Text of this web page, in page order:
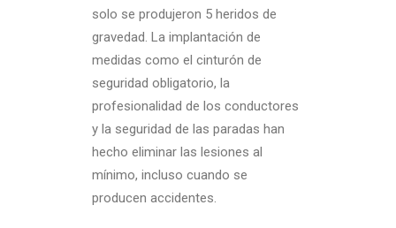
solo se produjeron 5 heridos de
gravedad. La implantación de
medidas como el cinturón de
seguridad obligatorio, la
profesionalidad de los conductores
y la seguridad de las paradas han
hecho eliminar las lesiones al
mínimo, incluso cuando se
producen accidentes.